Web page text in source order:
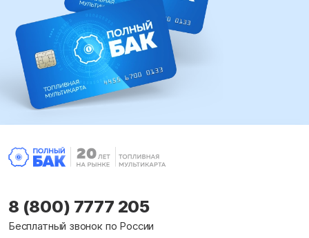
8 (800) 7777 205
Бесплатный звонок по России